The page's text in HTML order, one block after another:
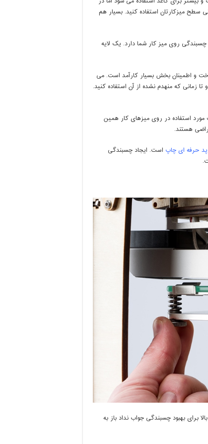
سطح میزکارتان استفاده کنید. بسیار هم
روی میز کار شما دارد. یک لایه
و اطمینان بخش بسیار کارآمد است. می
زمانی که منهدم نشده از آن استفاده کنید.
استفاده در روی میزهای کار همین
هستند.
پد حرفه ای چاپ است. ایجاد چسبندگی
برای بهبود چسبندگی جواب نداد باز به